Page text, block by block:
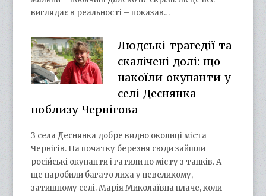
виглядає в реальності – показав…
Людські трагедії та
скалічені долі: що
накоїли окупанти у
селі Деснянка
поблизу Чернігова
З села Деснянка добре видно околиці міста
Чернігів. На початку березня сюди зайшли
російські окупанти і гатили по місту з танків. А
ще наробили багато лиха у невеликому,
затишному селі. Марія Миколаївна плаче, коли